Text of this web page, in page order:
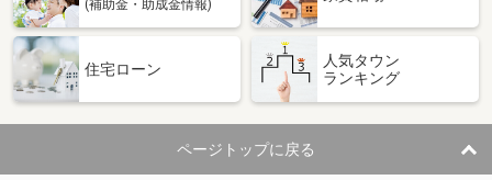
(補助金・助成金情報)
住宅ローン
人気タウン
ランキング
ページトップに戻る